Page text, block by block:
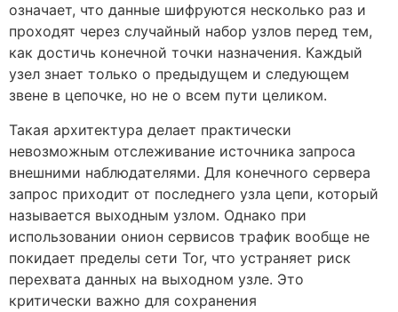
означает, что данные шифруются несколько раз и
проходят через случайный набор узлов перед тем,
как достичь конечной точки назначения. Каждый
узел знает только о предыдущем и следующем
звене в цепочке, но не о всем пути целиком.
Такая архитектура делает практически
невозможным отслеживание источника запроса
внешними наблюдателями. Для конечного сервера
запрос приходит от последнего узла цепи, который
называется выходным узлом. Однако при
использовании онион сервисов трафик вообще не
покидает пределы сети Tor, что устраняет риск
перехвата данных на выходном узле. Это
критически важно для сохранения